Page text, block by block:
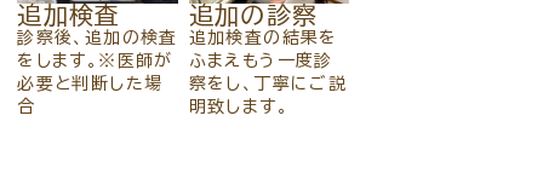
追加検査
診察後、追加の検査
をします。※医師が
必要と判断した場
合
追加の診察
追加検査の結果を
ふまえもう一度診
察をし、丁寧にご説
明致します。